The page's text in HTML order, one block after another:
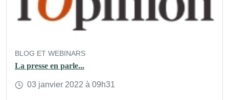
BLOG ET WEBINARS
La presse en parle...
03 janvier 2022 à 09h31